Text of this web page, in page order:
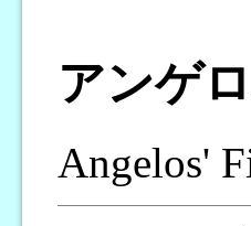
アンゲ
Angelos'